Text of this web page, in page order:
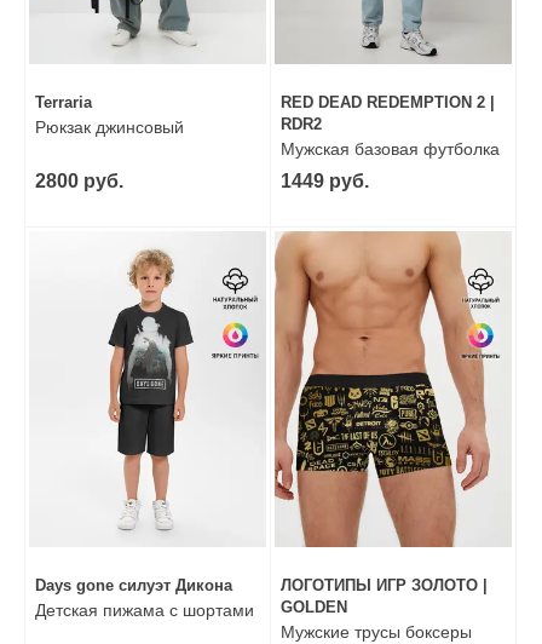
Terraria
Рюкзак джинсовый
2800 руб.
RED DEAD REDEMPTION 2 |
RDR2
Мужская базовая футболка
1449 руб.
Days gone силуэт Дикона
Детская пижама с шортами
ЛОГОТИПЫ ИГР ЗОЛОТО |
GOLDEN
Мужские трусы боксеры